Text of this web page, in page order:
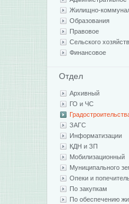
Жилищно-
Образования
Правовое
Сельского
Финансовое
Отдел
Архивный
ГО и ЧС
ЗАГС
Информатизации
КДН и ЗП
Мобилизационный
Муниципального
Опеки и
По закупкам
По обеспечению